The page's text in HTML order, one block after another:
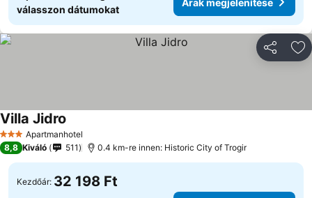
válasszon dátumokat
3 KategóriaApartmanhotel
Villa Jidro
8,8 Kiváló 511 0.4 km-re innen: Historic City of Trogir
Kezdőár: 32 198 Ft